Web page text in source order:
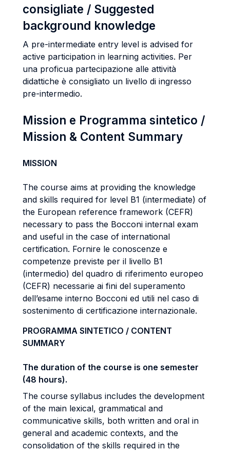
consigliate / Suggested
background knowledge
A pre-intermediate entry level is advised for
active participation in learning activities. Per
una proficua partecipazione alle attività
didattiche è consigliato un livello di ingresso
pre-intermedio.
Mission e Programma sintetico /
Mission & Content Summary
MISSION
The course aims at providing the knowledge
and skills required for level B1 (intermediate) of
the European reference framework (CEFR)
necessary to pass the Bocconi internal exam
and useful in the case of international
certification. Fornire le conoscenze e
competenze previste per il livello B1
(intermedio) del quadro di riferimento europeo
(CEFR) necessarie ai fini del superamento
dell’esame interno Bocconi ed utili nel caso di
sostenimento di certificazione internazionale.
PROGRAMMA SINTETICO / CONTENT
SUMMARY
The duration of the course is one semester
(48 hours).
The course syllabus includes the development
of the main lexical, grammatical and
communicative skills, both written and oral in
general and academic contexts, and the
consolidation of the skills required in the